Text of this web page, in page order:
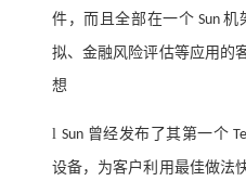
件，而且全部在一个 Sun机
拟、金融风险评估等应用的
想
l Sun 曾经发布了其第一个
设备，为客户利用最佳做法